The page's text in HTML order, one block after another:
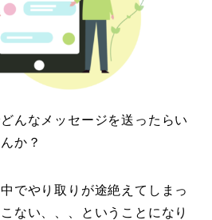
んなメッセージを送ったらい
か？
でやり取りが途絶えてしまっ
ない、、、ということになり